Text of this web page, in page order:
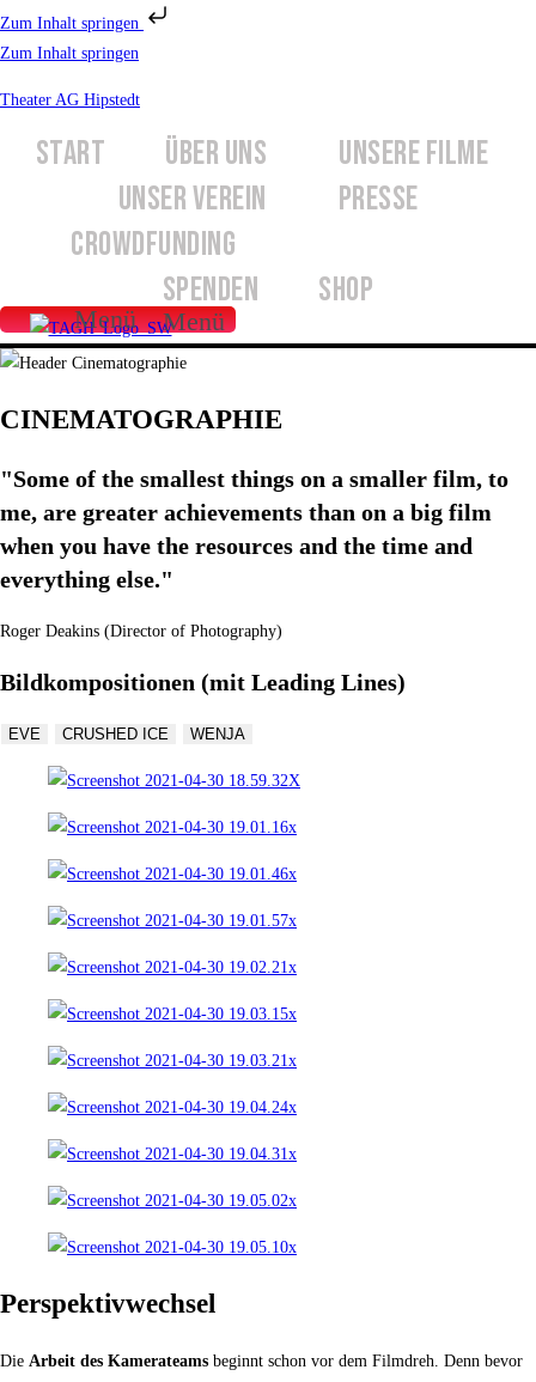
Zum Inhalt springen
Zum Inhalt springen
Theater AG Hipstedt
START ÜBER UNS
UNSERE FILME
UNSER VEREIN
PRESSE
CROWDFUNDING
SPENDEN
SHOP
Menü Menü
CINEMATOGRAPHIE
"Some of the smallest things on a smaller film, to
me, are greater achievements than on a big film
when you have the resources and the time and
everything else."
Roger Deakins (Director of Photography)
Bildkompositionen (mit Leading Lines)
EVE CRUSHED ICE WENJA
Perspektivwechsel
Die Arbeit des Kamerateams beginnt schon vor dem Filmdreh. Denn bevor